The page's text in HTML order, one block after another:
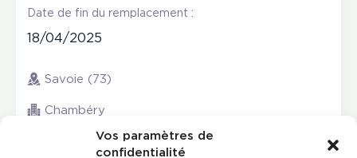
Vos paramètres de
confidentialité
Date de fin du remplacement :
18/04/2025
Savoie (73)
Chambéry